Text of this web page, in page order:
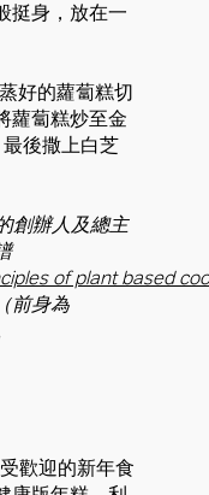
挺身，放在一
好的蘿蔔糕切
蘿蔔糕炒至金
後撒上白芝
創辦人及總主
of plant based
前身為
歡迎的新年食